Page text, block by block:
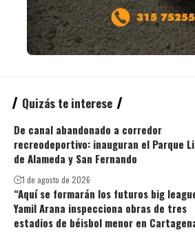
Quizás te interese
De canal abandonado a corredor
recreodeportivo: inauguran el Parque
de Alameda y San Fernando
1 de agosto de 2026
“Aquí se formarán los futuros big
Yamil Arana inspecciona obras de tres
estadios de béisbol menor en